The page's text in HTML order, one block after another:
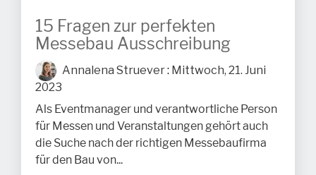
15 Fragen zur perfekten
Messebau Ausschreibung
Annalena Struever: Mittwoch, 21. Juni
2023
Als Eventmanager und verantwortliche Person
für Messen und Veranstaltungen gehört auch
die Suche nach der richtigen Messebaufirma
für den Bau von...